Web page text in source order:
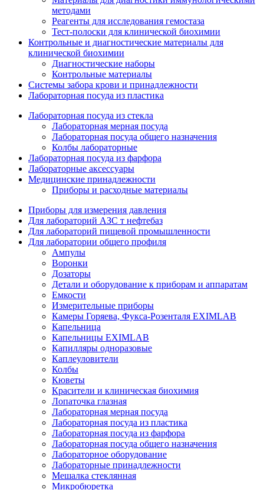
методами
Реагенты для исследования гемостаза
Тест-полоски для клинической биохимии
Контрольные и диагностические материалы для
клинической биохимии
Диагностические наборы
Контрольные материалы
Системы забора крови и принадлежности
Лабораторная посуда из пластика
Лабораторная посуда из стекла
Лабораторная мерная посуда
Лабораторная посуда общего назначения
Колбы лабораторные
Лабораторная посуда из фарфора
Лабораторные аксессуары
Медицинские принадлежности
Приборы и расходные материалы
Приборы для измерения давления
Для лабораторий АЗС т нефтебаз
Для лабораторий пищевой промышленности
Для лаборатории общего профиля
Ампулы
Воронки
Дозаторы
Детали и оборудование к приборам и аппаратам
Емкости
Измерительные приборы
Камеры Горяева, Фукса-Розенталя EXIMLAB
Капельница
Капельницы EXIMLAB
Капилляры одноразовые
Каплеуловители
Колбы
Кюветы
Красители и клиническая биохимия
Лопаточка глазная
Лабораторная мерная посуда
Лабораторная посуда из пластика
Лабораторная посуда из фарфора
Лабораторная посуда общего назначения
Лабораторное оборудование
Лабораторные принадлежности
Мешалка стеклянная
Микробюретка